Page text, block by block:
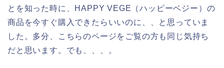
とを知った時に、HAPPY VEGE（ハッピーベジー）の
商品を今すぐ購入できたらいいのに、、と思っていま
した。多分、こちらのページをご覧の方も同じ気持ち
だと思います。でも、、、。